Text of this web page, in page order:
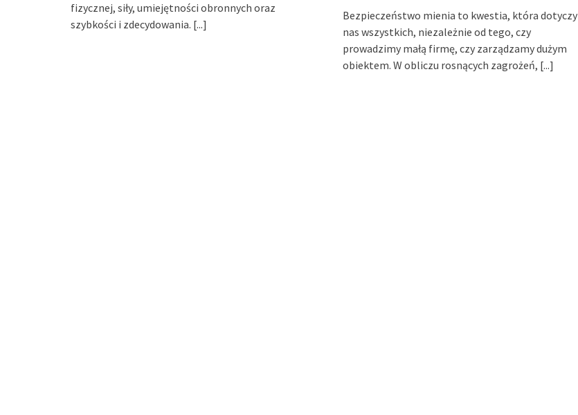
fizycznej, siły, umiejętności obronnych oraz
szybkości i zdecydowania. [...]
Bezpieczeństwo mienia to kwestia, która dotyczy
nas wszystkich, niezależnie od tego, czy
prowadzimy małą firmę, czy zarządzamy dużym
obiektem. W obliczu rosnących zagrożeń, [...]